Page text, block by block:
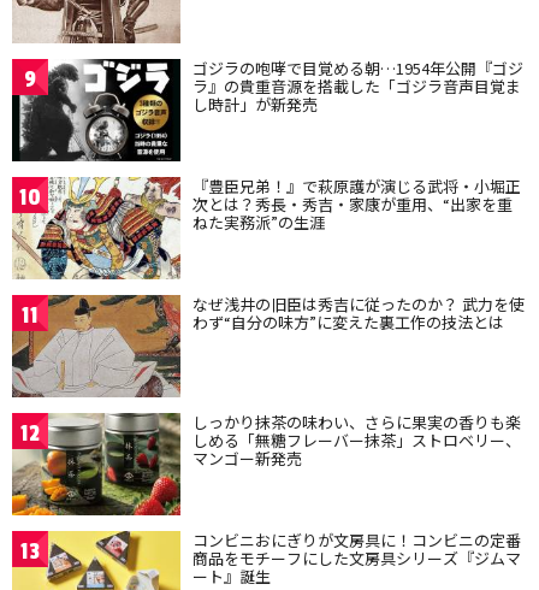
9 ゴジラの咆哮で目覚める朝…1954年公開『ゴジ
ラ』の貴重音源を搭載した「ゴジラ音声目覚ま
し時計」が新発売
10 『豊臣兄弟！』で萩原護が演じる武将・小堀正
次とは？秀長・秀吉・家康が重用、“出家を重
ねた実務派”の生涯
11 なぜ浅井の旧臣は秀吉に従ったのか？ 武力を使
わず“自分の味方”に変えた裏工作の技法とは
12 しっかり抹茶の味わい、さらに果実の香りも楽
しめる「無糖フレーバー抹茶」ストロベリー、
マンゴー新発売
13 コンビニおにぎりが文房具に！コンビニの定番
商品をモチーフにした文房具シリーズ『ジムマ
ート』誕生